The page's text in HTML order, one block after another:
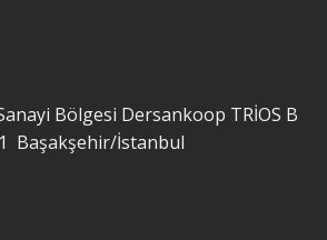
Bölgesi Dersankoop TRİOS B
Başakşehir/İstanbul